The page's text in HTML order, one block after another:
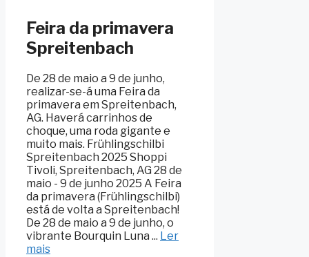
Feira da primavera
Spreitenbach
De 28 de maio a 9 de junho,
realizar-se-á uma Feira da
primavera em Spreitenbach,
AG. Haverá carrinhos de
choque, uma roda gigante e
muito mais. Frühlingschilbi
Spreitenbach 2025 Shoppi
Tivoli, Spreitenbach, AG 28 de
maio - 9 de junho 2025 A Feira
da primavera (Frühlingschilbi)
está de volta a Spreitenbach!
De 28 de maio a 9 de junho, o
vibrante Bourquin Luna ... Ler
mais